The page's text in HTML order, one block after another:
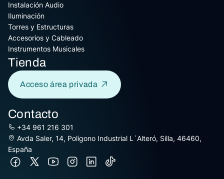
Instalación Audio
Iluminación
Torres y Estructuras
Accesorios y Cableado
Instrumentos Musicales
Tienda
Acceso área privada
Contacto
+34 961 216 301
Avda Saler, 14, Poligono Industrial L´Alteró, Silla, 46460,
España